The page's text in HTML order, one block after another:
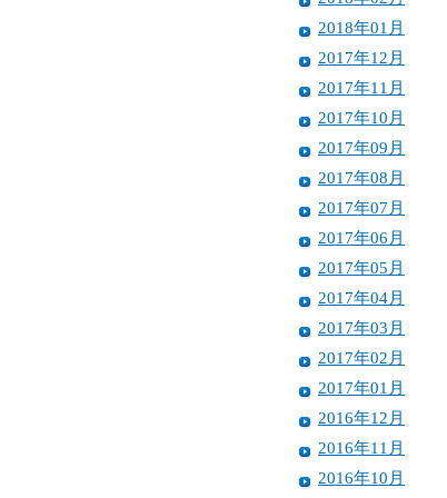
2018年01月
2017年12月
2017年11月
2017年10月
2017年09月
2017年08月
2017年07月
2017年06月
2017年05月
2017年04月
2017年03月
2017年02月
2017年01月
2016年12月
2016年11月
2016年10月